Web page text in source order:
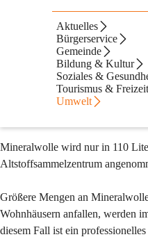
Aktuelles
Bürgerservice
Gemeinde
Bildung & Kultur
Soziales &
Tourismus & Freizeit
Umwelt
Mineralwolle wurde als
daher getrennt gesammelt und
Altstoffsammelzentrum wird
ausschließlich in staubdichten,
haushaltsüblichen 110 Liter
Mineralwolle wird nur in 110
Altstoffsammelzentrum
Größere Mengen an
Wohnhäusern anfallen, werden
diesem Fall ist ein